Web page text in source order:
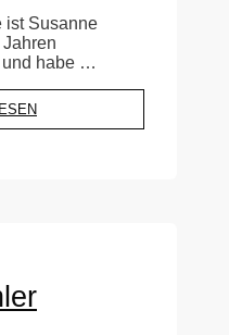
ist Susanne
und habe …